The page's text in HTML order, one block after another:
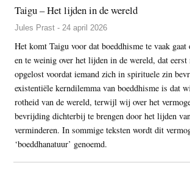
Taigu – Het lijden in de wereld
Jules Prast - 24 april 2026
Het komt Taigu voor dat boeddhisme te vaak gaat
en te weinig over het lijden in de wereld, dat eerst
opgelost voordat iemand zich in spirituele zin
existentiële kerndilemma van boeddhisme is dat
rotheid van de wereld, terwijl wij over het
bevrijding dichterbij te brengen door het lijden
verminderen. In sommige teksten wordt dit
‘boeddhanatuur’ genoemd.